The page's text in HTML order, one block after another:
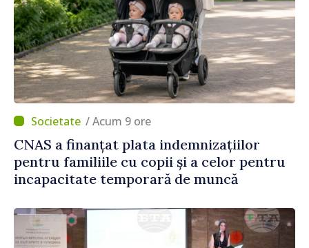
/ Acum 9 ore
CNAS a finanțat plata indemnizațiilor
pentru familiile cu copii și a celor pentru
incapacitate temporară de muncă